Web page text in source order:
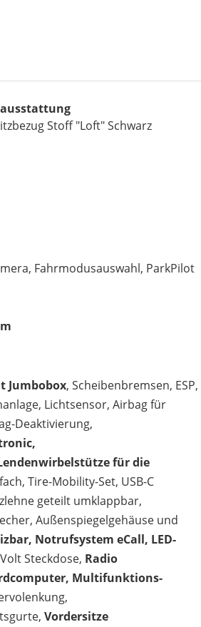
Stoff "Loft" Schwarz
Fahrmodusauswahl, ParkPilot
Jumbobox, Scheibenbremsen, ESP,
Lichtsensor, Airbag für
Deaktivierung,
für die
Tire-Mobility-Set, USB-C
geteilt umklappbar,
Außenspiegelgehäuse und
Notrufsystem eCall, LED-
Steckdose, Radio
Multifunktions-
Vordersitze